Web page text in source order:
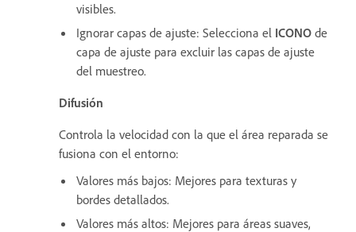
visibles.
Ignorar capas de ajuste: Selecciona el ICONO de
capa de ajuste para excluir las capas de ajuste
del muestreo.
Difusión
Controla la velocidad con la que el área reparada se
fusiona con el entorno:
Valores más bajos: Mejores para texturas y
bordes detallados.
Valores más altos: Mejores para áreas suaves,